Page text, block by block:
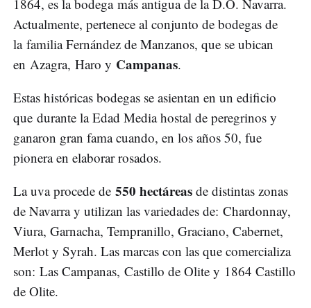
1864, es la bodega más antigua de la D.O. Navarra.
Actualmente, pertenece al conjunto de bodegas de
la familia Fernández de Manzanos, que se ubican
en Azagra, Haro y Campanas.
Estas históricas bodegas se asientan en un edificio
que durante la Edad Media hostal de peregrinos y
ganaron gran fama cuando, en los años 50, fue
pionera en elaborar rosados.
La uva procede de 550 hectáreas de distintas zonas
de Navarra y utilizan las variedades de: Chardonnay,
Viura, Garnacha, Tempranillo, Graciano, Cabernet,
Merlot y Syrah. Las marcas con las que comercializa
son: Las Campanas, Castillo de Olite y 1864 Castillo
de Olite.